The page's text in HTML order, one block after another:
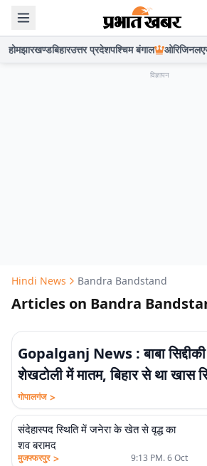
होमझारखण्डबिहारउत्तर प्रदेशपश्चिम बंगाल ओरिजिनल
विज्ञापन
Hindi News Bandra Bandstand
Articles on Bandra
Gopalganj News : बाबा
शेखटोली में मातम, बिहार से था खास
के 40 केंद्र
गोपालगंज >
संदेहास्पद स्थिति में जनेरा के खेत से वृद्ध का
शव बरामद
मुजफ्फरपुर > 9:13 PM. 6 Oct